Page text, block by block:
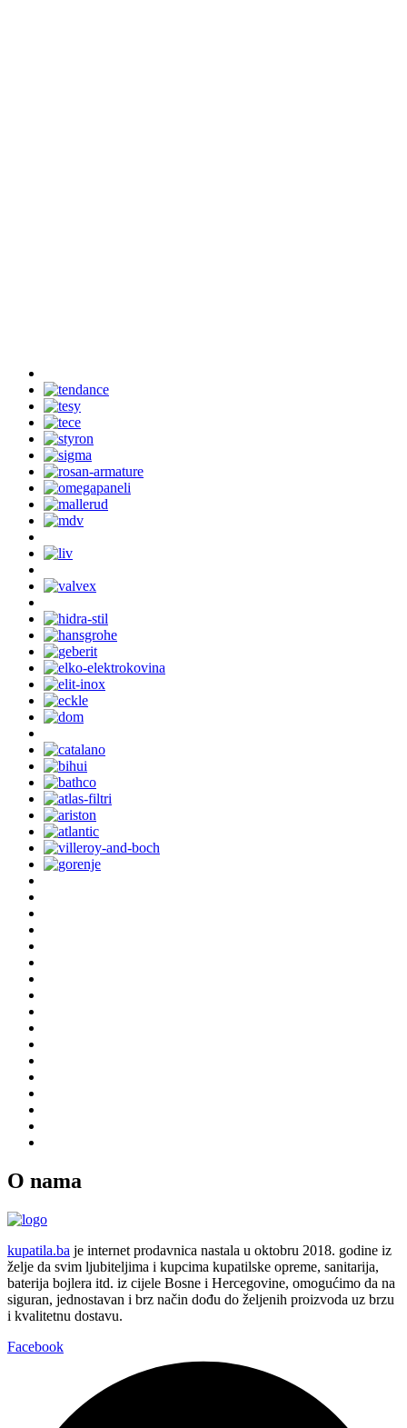
O nama
kupatila.ba je internet prodavnica nastala u oktobru 2018. godine iz
želje da svim ljubiteljima i kupcima kupatilske opreme, sanitarija,
baterija bojlera itd. iz cijele Bosne i Hercegovine, omogućimo da na
siguran, jednostavan i brz način dođu do željenih proizvoda uz brzu
i kvalitetnu dostavu.
Facebook